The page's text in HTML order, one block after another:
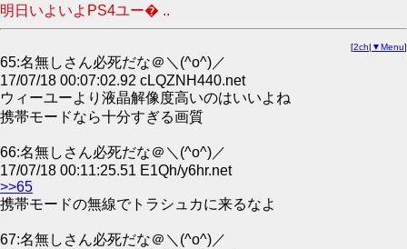
明日いよいよPS4ユー� ..
[2ch| ▼Menu]
65:名無しさん必死だな＠＼(^o^)／
17/07/18 00:07:02.92 cLQZNH440.net
ウィーユーより液晶解像度高いのはいいよね
携帯モードなら十分すぎる画質
66:名無しさん必死だな＠＼(^o^)／
17/07/18 00:11:25.51 E1Qh/y6hr.net
>>65
携帯モードの無線でトラシュカに来るなよ
67:名無しさん必死だな＠＼(^o^)／